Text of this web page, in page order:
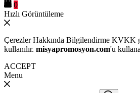
0
Hızlı Görüntüleme
Çerezler Hakkında Bilgilendirme KVKK
kullanılır. misyapromosyon.com'u
ACCEPT
Menu